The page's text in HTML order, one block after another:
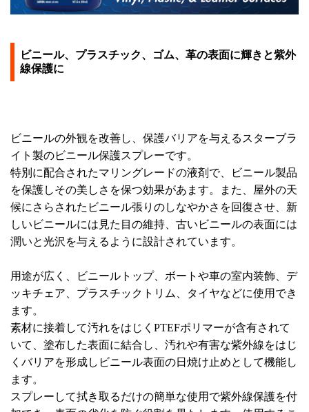
ビニール、プラスチック、ゴム、革の表面に輝きと紫外
線保護に
ビニールの外観を改善し、保護バリアを与えるスターブラ
イト製のビニール保護スプレーです。
特別に配合されたマリングレードの液剤で、ビニール製品
を保護しその美しさを保つ効果があます。また、屋外の天
候にさらされたビニール張りのしなやかさを回復させ、新
しいビニールには見た目の維持、古いビニールの表面には
潤いと光沢を与えるように設計されています。
用途が広く、ビニールトップ、ボートや車の室内装飾、デ
ッキチェア、プラスチックトリム、タイヤなどに使用でき
ます。
素材に接着して汚れをはじくPTEFポリマーが含有されて
いて、塗布した表面に結合し、汚れや有害な紫外線をはじ
くバリアを形成しビニール表面の日焼け止めとして機能し
ます。
スプレーして拭き取るだけの簡単な使用で紫外線保護を付